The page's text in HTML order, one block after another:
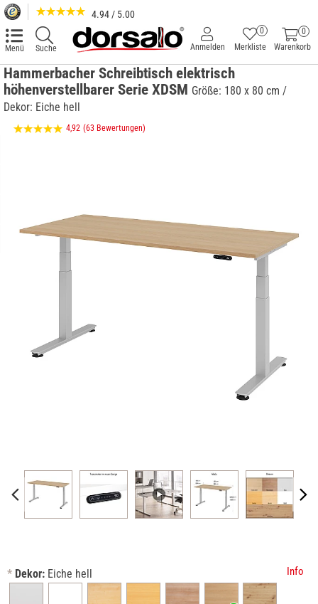
4.94 / 5.00
Menü Suche
0
Warenkorb
Merkliste
0
Anmelden
Hammerbacher Schreibtisch elektrisch
höhenverstellbarer Serie XDSM Größe: 180 x 80 cm /
Dekor: Eiche hell
4,92 (63 Bewertungen)
* Dekor: Eiche hell Info